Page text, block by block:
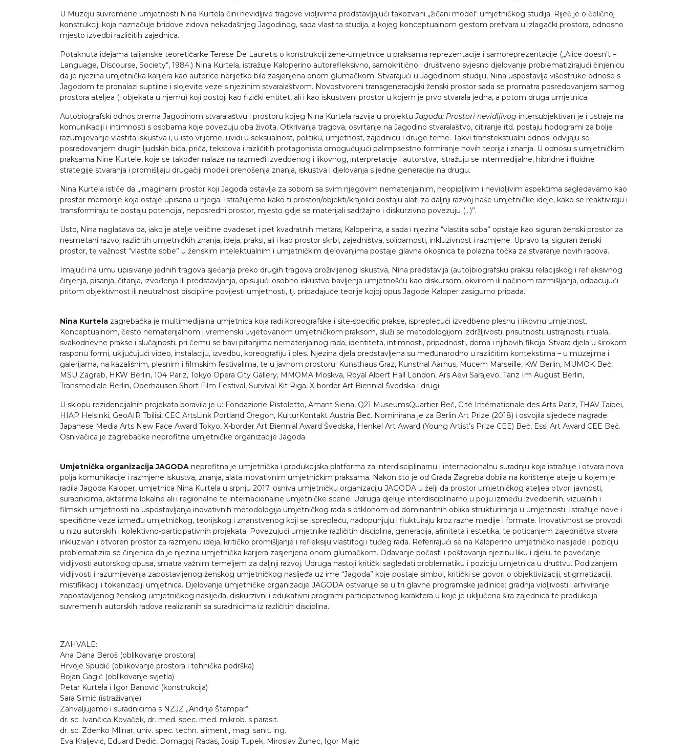
U Muzeju suvremene umjetnosti Nina Kurtela čini nevidljive tragove vidljivima predstavljajući takozvani „žičani model“ umjetničkog studija. Riječ je o čeličnoj
konstrukciji koja naznačuje bridove zidova nekadašnjeg Jagodinog, sada vlastita studija, a kojeg konceptualnom gestom pretvara u izlagački prostora, odnosno
mjesto izvedbi različitih zajednica.
Potaknuta idejama talijanske teoretičarke Terese De Lauretis o konstrukciji žene-umjetnice u praksama reprezentacije i samoreprezentacije („Alice doesn't –
Language, Discourse, Society“, 1984.) Nina Kurtela, istražuje Kaloperino autorefleksivno, samokritično i društveno svjesno djelovanje problematizirajući činjenicu
da je njezina umjetnička karijera kao autorice nerijetko bila zasjenjena onom glumačkom. Stvarajući u Jagodinom studiju, Nina uspostavlja višestruke odnose s
Jagodom te pronalazi suptilne i slojevite veze s njezinim stvaralaštvom. Novostvoreni transgeneracijski ženski prostor sada se promatra posredovanjem samog
prostora ateljea (i objekata u njemu) koji postoji kao fizički entitet, ali i kao iskustveni prostor u kojem je prvo stvarala jedna, a potom druga umjetnica.
Autobiografski odnos prema Jagodinom stvaralaštvu i prostoru kojeg Nina Kurtela razvija u projektuJagoda: Prostori nevidljivog intersubjektivan je i ustraje na
komunikaciji i intimnosti s osobama koje povezuju oba života. Otkrivanja tragova, osvrtanje na Jagodino stvaralaštvo, citiranje itd. postaju hodogrami za bolje
razumijevanje vlastita iskustva i, u isto vrijeme, uvidi u seksualnost, politiku, umjetnost, zajednicu i druge teme. Takvi transtekstualni odnosi odvijaju se
posredovanjem drugih ljudskih bića, priča, tekstova i različitih protagonista omogućujući palimpsestno formiranje novih teorija i znanja. U odnosu s umjetničkim
praksama Nine Kurtele, koje se također nalaze na razmeđi izvedbenog i likovnog, interpretacije i autorstva, istražuju se intermedijalne, hibridne i fluidne
strategije stvaranja i promišljaju drugačiji modeli prenošenja znanja, iskustva i djelovanja s jedne generacije na drugu.
Nina Kurtela ističe da „imaginarni prostor koji Jagoda ostavlja za sobom sa svim njegovim nematerijalnim, neopipljivim i nevidljivim aspektima sagledavamo kao
prostor memorije koja ostaje upisana u njega. Istražujemo kako ti prostori/objekti/krajolici postaju alati za daljnji razvoj naše umjetničke ideje, kako se reaktiviraju i
transformiraju te postaju potencijal, neposredni prostor, mjesto gdje se materijali sadržajno i diskurzivno povezuju (…)”.
Usto, Nina naglašava da, iako je atelje veličine dvadeset i pet kvadratnih metara, Kaloperina, a sada i njezina “vlastita soba” opstaje kao siguran ženski prostor za
nesmetani razvoj različitih umjetničkih znanja, ideja, praksi, ali i kao prostor skrbi, zajedništva, solidarnosti, inkluzivnost i razmjene. Upravo taj siguran ženski
prostor, te važnost “vlastite sobe” u ženskim intelektualnim i umjetničkim djelovanjima postaje glavna okosnica te polazna točka za stvaranje novih radova.
Imajući na umu upisivanje jednih tragova sjećanja preko drugih tragova proživljenog iskustva, Nina predstavlja (auto)biografsku praksu relacijskog i refleksivnog
činjenja, pisanja, čitanja, izvođenja ili predstavljanja, opisujući osobno iskustvo bavljenja umjetnošću kao diskursom, okvirom ili načinom razmišljanja, odbacujući
pritom objektivnost ili neutralnost discipline povijesti umjetnosti, tj. pripadajuće teorije kojoj opus Jagode Kaloper zasigurno pripada.
Nina Kurtela zagrebačka je multimedijalna umjetnica koja radi koreografske i site-specific prakse, ispreplećući izvedbeno plesnu i likovnu umjetnost.
Konceptualnom, često nematerijalnom i vremenski uvjetovanom umjetničkom praksom, služi se metodologijom izdržljivosti, prisutnosti, ustrajnosti, rituala,
svakodnevne prakse i slučajnosti, pri čemu se bavi pitanjima nematerijalnog rada, identiteta, intimnosti, pripadnosti, doma i njihovih fikcija. Stvara djela u širokom
rasponu formi, uključujući video, instalaciju, izvedbu, koreografiju i ples. Njezina djela predstavljena su međunarodno u različitim kontekstima – u muzejima i
galerijama, na kazališnim, plesnim i filmskim festivalima, te u javnom prostoru: Kunsthaus Graz, Kunsthal Aarhus, Mucem Marseille, KW Berlin, MUMOK Beč,
MSU Zagreb, HKW Berlin, 104 Pariz, Tokyo Opera City Gallery, MMOMA Moskva, Royal Albert Hall London, Ars Aevi Sarajevo, Tanz Im August Berlin,
Transmediale Berlin, Oberhausen Short Film Festival, Survival Kit Riga, X-border Art Biennial Švedska i drugi.
U sklopu rezidencijalnih projekata boravila je u: Fondazione Pistoletto, Amant Siena, Q21 MuseumsQuartier Beč, Cité Intérnationale des Arts Pariz, THAV Taipei,
HIAP Helsinki, GeoAIR Tbilisi, CEC ArtsLink Portland Oregon, KulturKontakt Austria Beč. Nominirana je za Berlin Art Prize (2018) i osvojila sljedeće nagrade:
Japanese Media Arts New Face Award Tokyo, X-border Art Biennial Award Švedska, Henkel Art Award (Young Artist’s Prize CEE) Beč, Essl Art Award CEE Beč.
Osnivačica je zagrebačke neprofitne umjetničke organizacije Jagoda.
Umjetnička organizacija JAGODA neprofitna je umjetnička i produkcijska platforma za interdisciplinarnu i internacionalnu suradnju koja istražuje i otvara nova
polja komunikacije i razmjene iskustva, znanja, alata inovativnim umjetničkim praksama. Nakon što je od Grada Zagreba dobila na korištenje atelje u kojem je
radila Jagoda Kaloper, umjetnica Nina Kurtela u srpnju 2017. osniva umjetničku organizaciju JAGODA u želji da prostor umjetničkog ateljea otvori javnosti,
suradnicima, akterima lokalne ali i regionalne te internacionalne umjetničke scene. Udruga djeluje interdisciplinarno u polju između izvedbenih, vizualnih i
filmskih umjetnosti na uspostavljanja inovativnih metodologija umjetničkog rada s otklonom od dominantnih oblika strukturiranja u umjetnosti. Istražuje nove i
specifične veze između umjetničkog, teorijskog i znanstvenog koji se isprepleću, nadopunjuju i fluktuiraju kroz razne medije i formate. Inovativnost se provodi
u nizu autorskih i kolektivno-participativnih projekata. Povezujući umjetnike različitih disciplina, generacija, afiniteta i estetika, te poticanjem zajedništva stvara
inkluzivan i otvoren prostor za razmjenu ideja, kritičko promišljanje i refleksiju vlastitog i tuđeg rada. Referirajući se na Kaloperino umjetničko nasljeđe i poziciju
problematizira se činjenica da je njezina umjetnička karijera zasjenjena onom glumačkom. Odavanje počasti i poštovanja njezinu liku i djelu, te povećanje
vidljivosti autorskog opusa, smatra važnim temeljem za daljnji razvoj. Udruga nastoji kritički sagledati problematiku i poziciju umjetnica u društvu. Podizanjem
vidljivosti i razumijevanja zapostavljenog ženskog umjetničkog nasljeđa uz ime “Jagoda” koje postaje simbol, kritički se govori o objektivizaciji, stigmatizaciji,
mistifikaciji i tokenizaciji umjetnica. Djelovanje umjetničke organizacije JAGODA ostvaruje se u tri glavne programske jedinice: gradnja vidljivosti i arhiviranje
zapostavljenog ženskog umjetničkog naslijeđa, diskurzivni i edukativni programi participativnog karaktera u koje je uključena šira zajednica te produkcija
suvremenih autorskih radova realiziranih sa suradnicima iz različitih disciplina.
ZAHVALE:
Ana Dana Beroš (oblikovanje prostora)
Hrvoje Spudić (oblikovanje prostora i tehnička podrška)
Bojan Gagić (oblikovanje svjetla)
Petar Kurtela i Igor Banović (konstrukcija)
Sara Simić (istraživanje)
Zahvaljujemo i suradnicima s NZJZ „Andrija Štampar“:
dr. sc. Ivančica Kovaček, dr. med. spec. med. mikrob. s parasit.
dr. sc. Zdenko Mlinar, univ. spec. techn. ali​ment., mag. sanit. ing.
Eva Kraljević, Eduard Dedić, Domagoj Radas, Josip Tupek, Miroslav Žunec, Igor Majić